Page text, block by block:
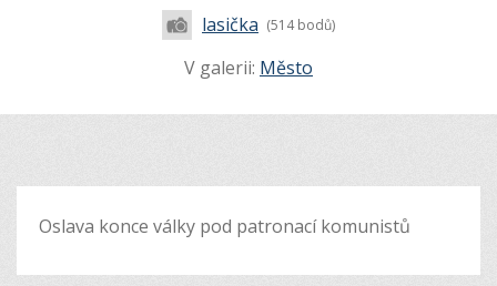
lasička (514 bodů)
V galerii: Město
Oslava konce války pod patronací komunistů